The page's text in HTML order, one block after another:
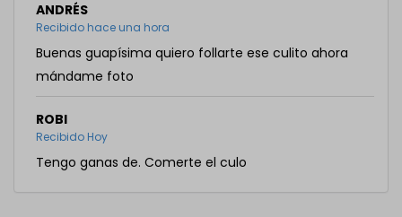
ANDRÉS
Recibido hace una hora
Buenas guapísima quiero follarte ese culito ahora
mándame foto
ROBI
Recibido Hoy
Tengo ganas de. Comerte el culo